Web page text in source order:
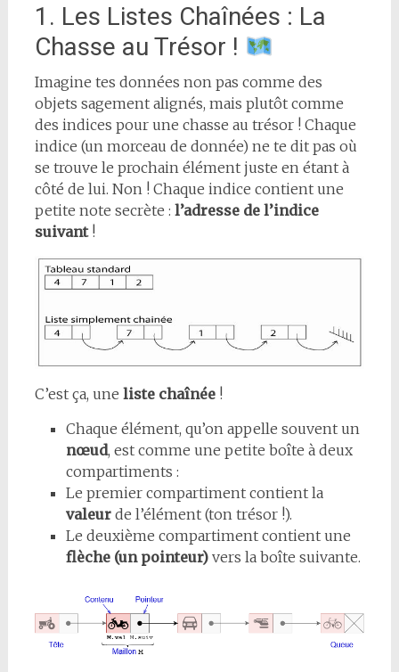
1. Les Listes Chaînées : La
Chasse au Trésor !
Imagine tes données non pas comme des
objets sagement alignés, mais plutôt comme
des indices pour une chasse au trésor ! Chaque
indice (un morceau de donnée) ne te dit pas où
se trouve le prochain élément juste en étant à
côté de lui. Non ! Chaque indice contient une
petite note secrète : l’adresse de l’indice
suivant!
C’est ça, une liste chaînée!
Chaque élément, qu’on appelle souvent un
nœud, est comme une petite boîte à deux
compartiments :
Le premier compartiment contient la
valeurde l’élément (ton trésor !).
Le deuxième compartiment contient une
flèche (un pointeur)vers la boîte suivante.